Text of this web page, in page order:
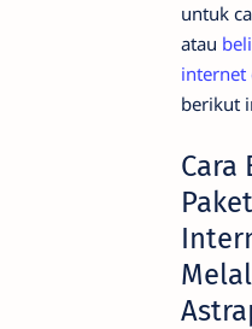
untuk
atau
internet
berikut
Cara
Paket